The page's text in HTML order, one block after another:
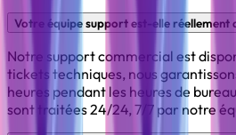
Votre équipe support est-elle réellement
Notre support commercial est
tickets techniques, nous
heures pendant les heures de
sont traitées 24/24, 7/7 par notre